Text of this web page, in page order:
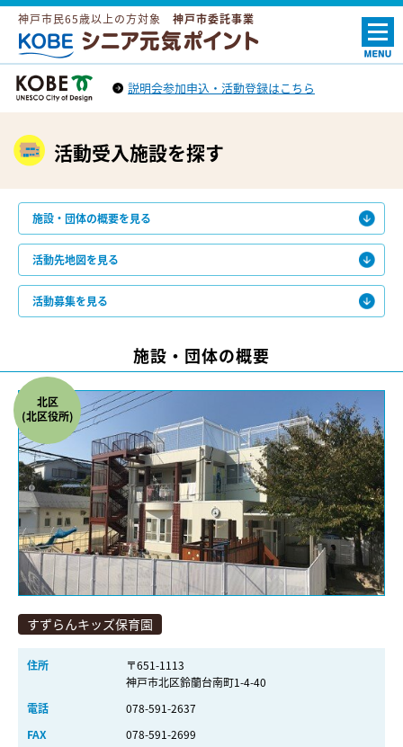
神戸市民65歳以上の方対象 神戸市委託事業
ＫＯＢＥシニア元気ポイント
神戸市トップへ
説明会参加申込・活動登録はこちら
活動受入施設を探す
施設・団体の概要を見る
活動先地図を見る
活動募集を見る
施設・団体の概要
北区
(北区役所)
すずらんキッズ保育園
住所
〒651-1113
神戸市北区鈴蘭台南町1-4-40
電話
078-591-2637
FAX
078-591-2699